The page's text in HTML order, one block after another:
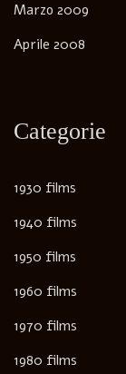
Marzo 2009
Aprile 2008
Categorie
1930 films
1940 films
1950 films
1960 films
1970 films
1980 films